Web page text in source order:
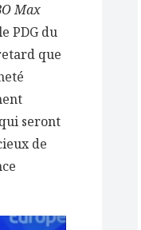
Max
PDG du
que
seront
de